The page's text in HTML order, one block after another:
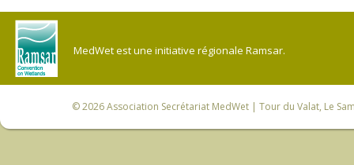
MedWet est une initiative régionale Ramsar.
© 2026Association Secrétariat MedWet | Tour du Valat, Le